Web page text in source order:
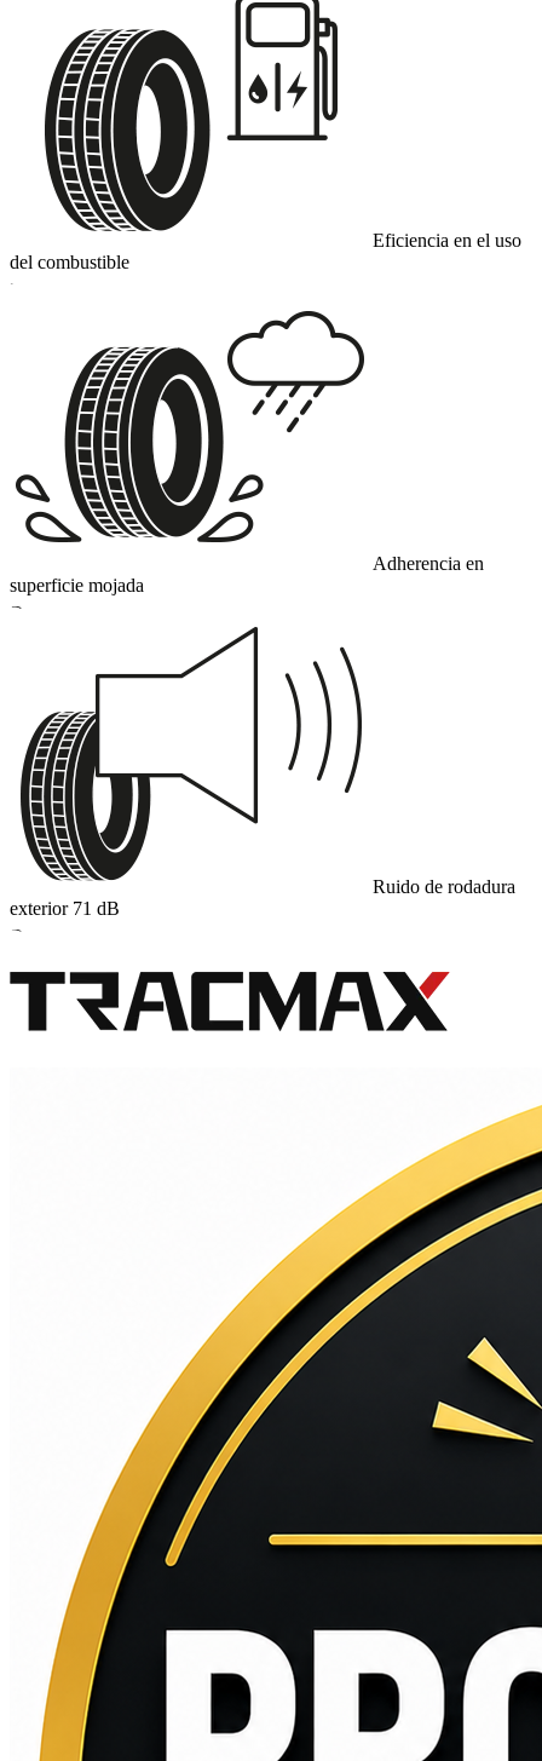
Eficiencia en el uso
del combustible
C
Adherencia en
superficie mojada
B
Ruido de rodadura
exterior 71 dB
B